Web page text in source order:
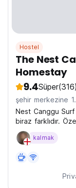
Hostel
The Nest
Homestay
9.4Süper(316)
şehir merkezine
Nest Canggu
biraz farklıdır.
arkadaşınız siz
göremez.
kalmak